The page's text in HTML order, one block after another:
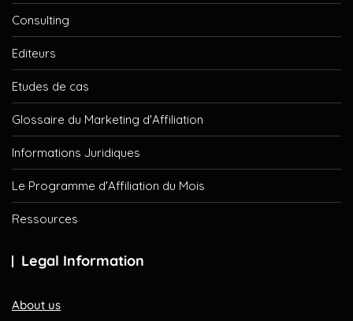
Consulting
Editeurs
Etudes de cas
Glossaire du Marketing d'Affiliation
Informations Juridiques
Le Programme d'Affiliation du Mois
Ressources
Legal Information
About us